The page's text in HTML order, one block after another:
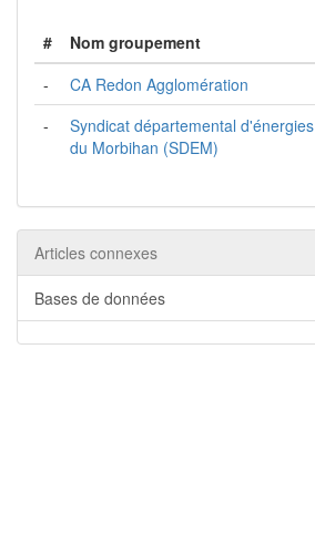
# Nom groupement
-
CA Redon Agglomération
-
Syndicat départemental d'énergies
du Morbihan (SDEM)
Articles connexes
Bases de données